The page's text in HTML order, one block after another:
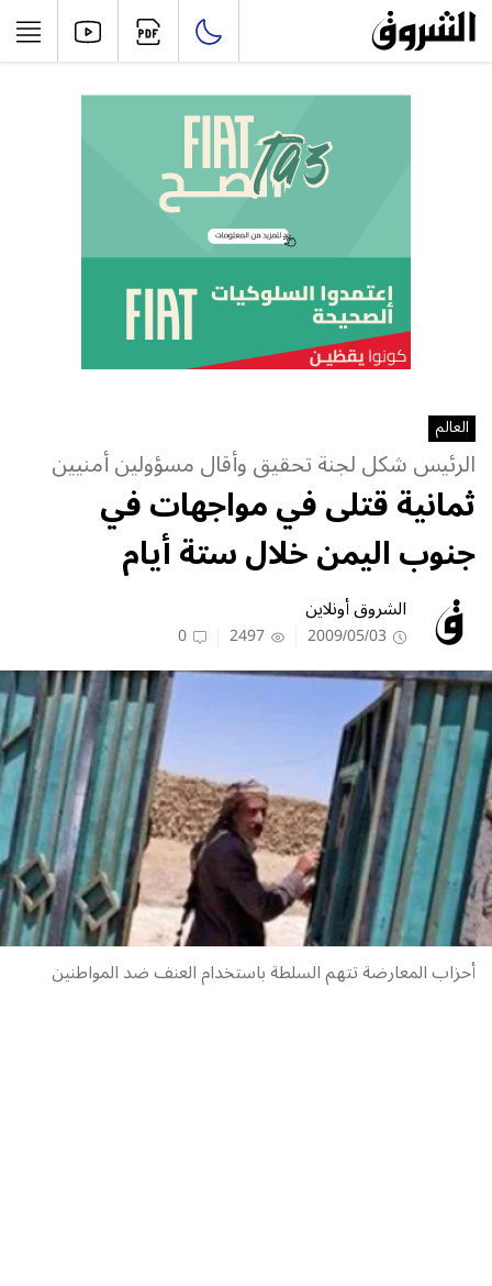
العالم
الرئيس شكل لجنة تحقيق وأقال مسؤولين أمنيين
ثمانية قتلى في مواجهات في
جنوب اليمن خلال ستة أيام
الشروق أونلاين
2009/05/03
2497
0
أحزاب المعارضة تتهم السلطة باستخدام العنف ضد المواطنين